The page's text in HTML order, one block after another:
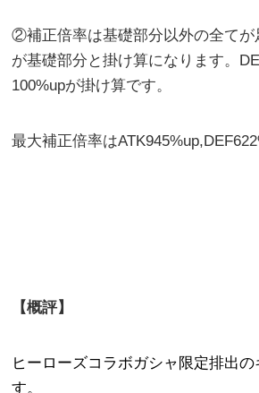
②補正倍率は基礎部分以外の全てが
が基礎部分と掛け算になります。
100%upが掛け算です。
最大補正倍率は
【概評】
ヒーローズコラボガシャ限定排出
す。